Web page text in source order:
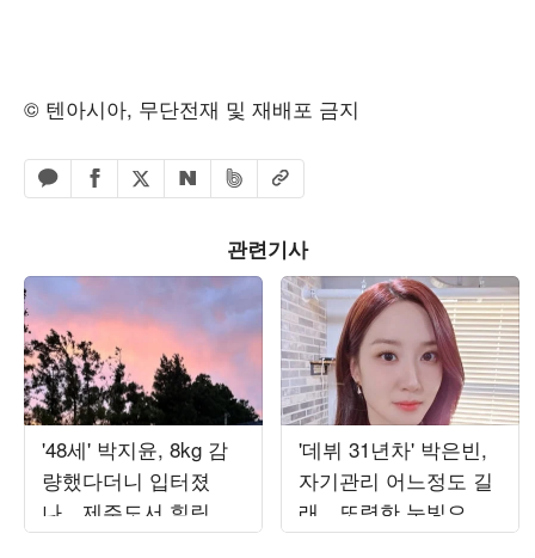
© 텐아시아, 무단전재 및 재배포 금지
카카오톡 공유하기
페이스북 공유하기
엑스 공유하기
네이버 공유하기
밴드 공유하기
URL복사
관련기사
'48세' 박지윤, 8kg 감
량했다더니 입터졌
나…제주도서 힐링 제
대로 했다
'데뷔 31년차' 박은빈,
자기관리 어느정도 길
래…또렷한 눈빛으로
완성한 비주얼